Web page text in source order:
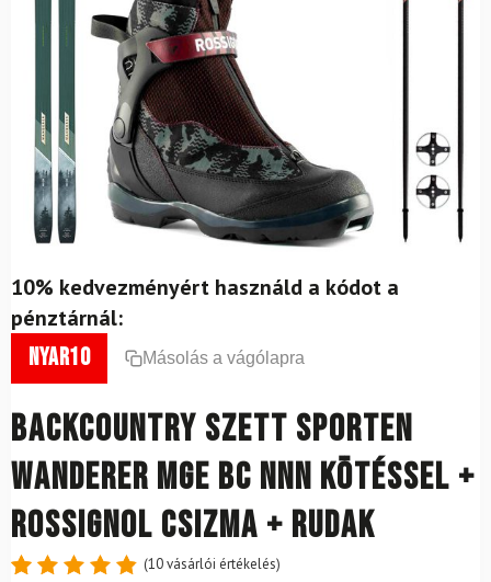
10% kedvezményért használd a kódot a
pénztárnál:
nyar10 Másolás a vágólapra
Backcountry szett SPORTEN
Wanderer MgE BC NNN kötéssel +
Rossignol csizma + rudak
(10vásárlói értékelés)